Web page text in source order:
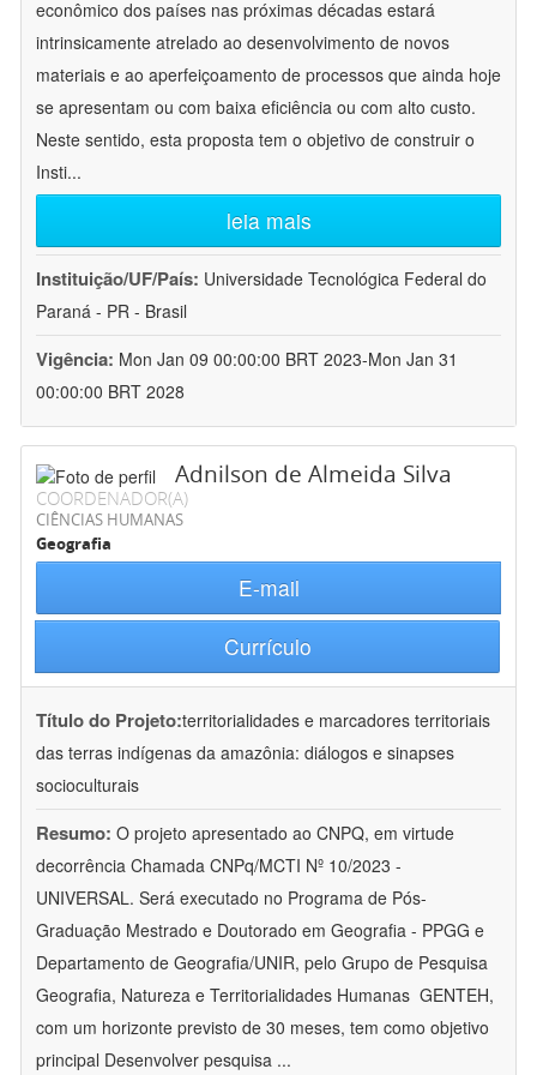
econômico dos países nas próximas décadas estará
intrinsicamente atrelado ao desenvolvimento de novos
materiais e ao aperfeiçoamento de processos que ainda hoje
se apresentam ou com baixa eficiência ou com alto custo.
Neste sentido, esta proposta tem o objetivo de construir o
Insti...
leia mais
Instituição/UF/País: Universidade Tecnológica Federal do
Paraná - PR - Brasil
Vigência: Mon Jan 09 00:00:00 BRT 2023-Mon Jan 31
00:00:00 BRT 2028
Adnilson de Almeida Silva
COORDENADOR(A)
CIÊNCIAS HUMANAS
Geografia
E-mail
Currículo
Título do Projeto:territorialidades e marcadores territoriais
das terras indígenas da amazônia: diálogos e sinapses
socioculturais
Resumo: O projeto apresentado ao CNPQ, em virtude
decorrência Chamada CNPq/MCTI Nº 10/2023 -
UNIVERSAL. Será executado no Programa de Pós-
Graduação Mestrado e Doutorado em Geografia - PPGG e
Departamento de Geografia/UNIR, pelo Grupo de Pesquisa
Geografia, Natureza e Territorialidades Humanas  GENTEH,
com um horizonte previsto de 30 meses, tem como objetivo
principal Desenvolver pesquisa ...